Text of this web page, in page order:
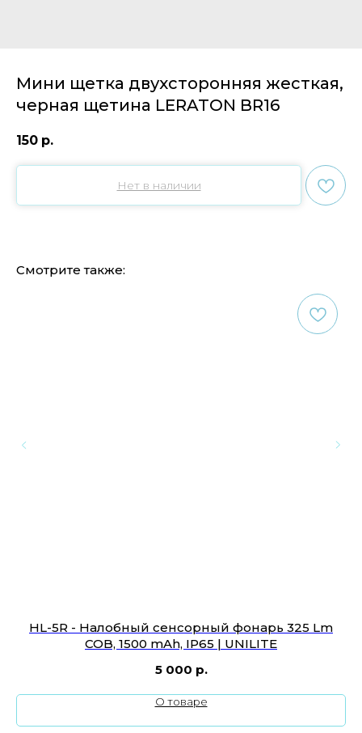
Мини щетка двухсторонняя жесткая,
черная щетина LERATON BR16
150 р.
Нет в наличии
Смотрите также:
HL-5R - Налобный сенсорный фонарь 325 Lm
COB, 1500 mAh, IP65 | UNILITE
5 000 р.
О товаре